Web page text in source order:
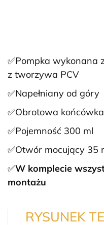
✅Pompka wykonana
z tworzywa PCV
✅Napełniany od góry
✅Obrotowa
✅Pojemność 300 ml
✅Otwór mocujący 35
✅W komplecie
montażu
RYSUNEK